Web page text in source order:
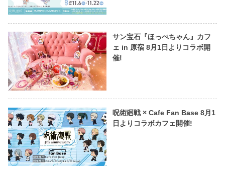
サン宝石『ほっぺちゃん』カフ
ェ in 原宿 8月1日よりコラボ開
催!
呪術廻戦 × Cafe Fan Base 8月1
日よりコラボカフェ開催!